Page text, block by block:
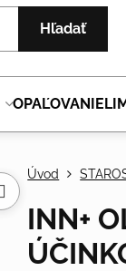
Hľadať
OPAĽOVANIE
Úvod
INN+